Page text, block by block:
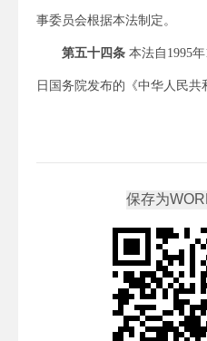
事委员会根据本法制定。
第五十四条 本法自1995
日国务院发布的《中华人民共